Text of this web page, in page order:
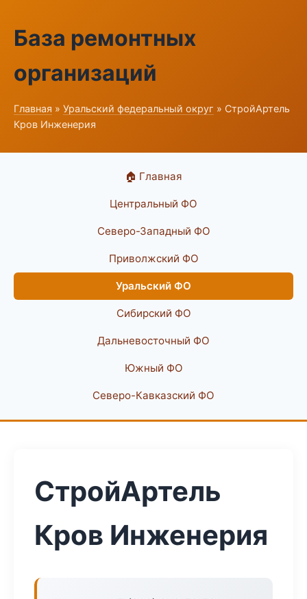
База ремонтных
организаций
Главная » Уральский федеральный округ » СтройАртель
Кров Инженерия
🏠 Главная
Центральный ФО
Северо-Западный ФО
Приволжский ФО
Уральский ФО
Сибирский ФО
Дальневосточный ФО
Южный ФО
Северо-Кавказский ФО
СтройАртель
Кров Инженерия